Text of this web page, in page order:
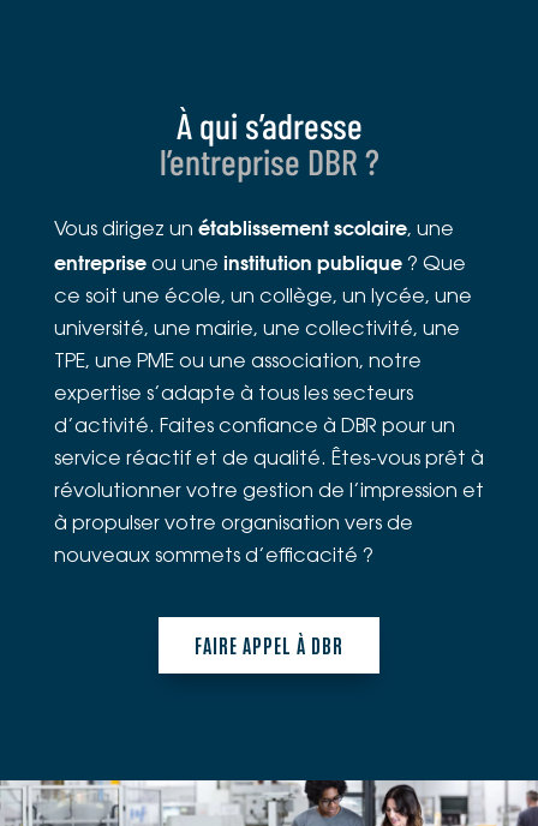
À qui s’adresse
l’entreprise DBR ?
Vous dirigez un établissement scolaire, une
entrepriseou une institution publique? Que
ce soit une école, un collège, un lycée, une
université, une mairie, une collectivité, une
TPE, une PME ou une association, notre
expertise s’adapte à tous les secteurs
d’activité. Faites confiance à DBR pour un
service réactif et de qualité. Êtes-vous prêt à
révolutionner votre gestion de l’impression et
à propulser votre organisation vers de
nouveaux sommets d’efficacité ?
FAIRE APPEL À DBR